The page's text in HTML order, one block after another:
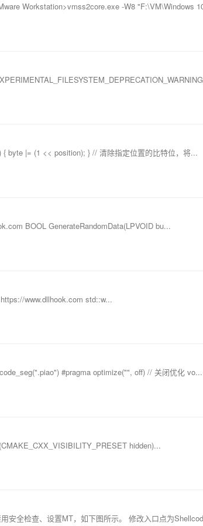
Workstation>vmss2core.exe -W8 "F:\VM\Windows
byte |= (1 << position); } // 清除指定位置的比特位，将...
BOOL GenerateRandomData(LPVOID bu...
www.dllhook.com std::w...
#pragma optimize("", off) // 关闭优化 vo...
hidden)...
安全检查、设置MT，如下图所示。 修改入口点为